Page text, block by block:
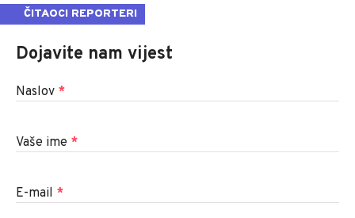
ČITAOCI REPORTERI
Dojavite nam vijest
Naslov *
Vaše ime *
E-mail *